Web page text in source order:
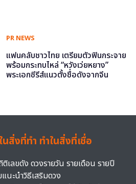
PR NEWS
แฟนคลับชาวไทย เตรียมตัวฟินกระจาย
พร้อมกระทบไหล่ “หวังเว่ยหยาง”
พระเอกซีรีส์แนวตั้งชื่อดังจากจีน
สิ่งที่ทำ ทำในสิ่งที่เชื่อ
เลขดัง ดวงรายวัน รายเดือน รายปี
นะนำวิธีเสริมดวง